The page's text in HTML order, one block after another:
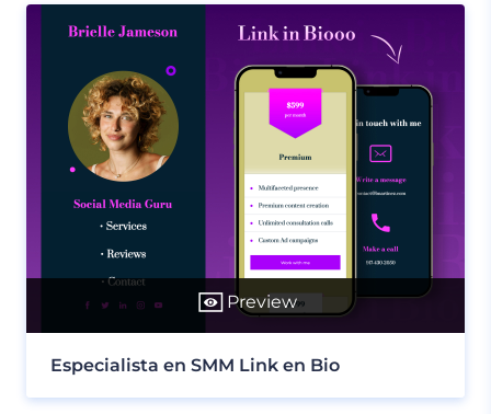
Preview
Especialista en SMM Link en Bio